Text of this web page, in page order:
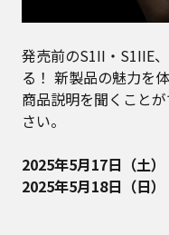
発売前のS1II・S1IIE
る！ 新製品の魅力を
商品説明を聞くこと
さい。
2025年5月17日（土
2025年5月18日（日